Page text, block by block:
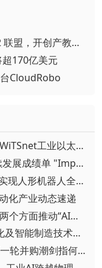
▪ 重磅官宣！汇川技术联合发起 D12 联盟，开创产教融合新范式
170亿美元
CloudRobo
▪ 性能提升5至10倍 我国牵头制定的WiTSnet工业以太网国际标准正式发布
▪ 施耐德电气发布2026上半年可持续发展成绩单 "Impact 2030"路线图开局稳健
▪ 谷歌发布Gemini Robotics 2模型 实现人形机器人全身智能控制突破
化产业动态速递
▪ 汇川技术首次披露AI战略进展：从两个方面推动“AI业务化”落地
▪ 聚焦智造新机遇！2026 青岛数字化及智能制造技术论坛圆满落幕
▪ 相继宣布重磅收购，自动化巨头新一轮并购潮剑指何方？